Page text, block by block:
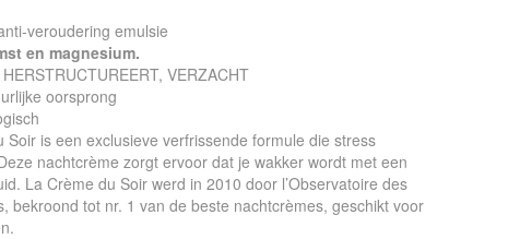
veroudering emulsie
en magnesium.
VERZACHT
oorsprong
Soir is een exclusieve verfrissende formule die stress
nachtcrème zorgt ervoor dat je wakker wordt met een
La Crème du Soir werd in 2010 door l’Observatoire des
bekroond tot nr. 1 van de beste nachtcrèmes, geschikt voor